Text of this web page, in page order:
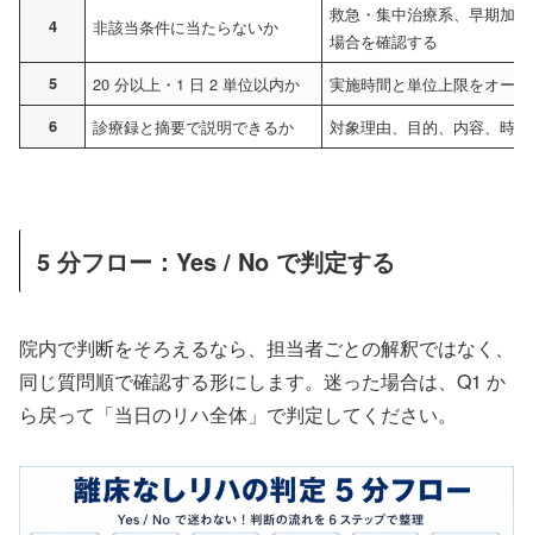
4 非該当条件に当たらないか
救急・集中治療系、早期加
場合を確認する
5 20 分以上・1 日 2 単位以内か 実施時間と単位上限をオー
6 診療録と摘要で説明できるか 対象理由、目的、内容、時
5 分フロー：Yes / No で判定する
院内で判断をそろえるなら、担当者ごとの解釈ではなく、
同じ質問順で確認する形にします。迷った場合は、Q1 か
ら戻って「当日のリハ全体」で判定してください。